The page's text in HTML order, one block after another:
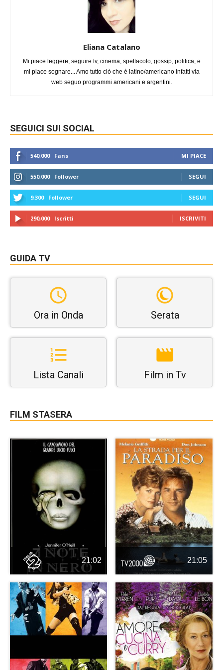
Eliana Catalano
Mi piace leggere, seguire tv, cinema, spettacolo, gossip, politica, e
mi piace sognare... Amo tutto ciò che è latino/americano infatti via
web seguo programmi americani e argentini.
SEGUICI SUI SOCIAL
540,000 Fans MI PIACE
550,000 Follower SEGUI
9,300 Follower SEGUI
290,000 Iscritti ISCRIVITI
GUIDA TV
Ora in Onda Serata
Lista Canali Film in Tv
FILM STASERA
21:02 21:05